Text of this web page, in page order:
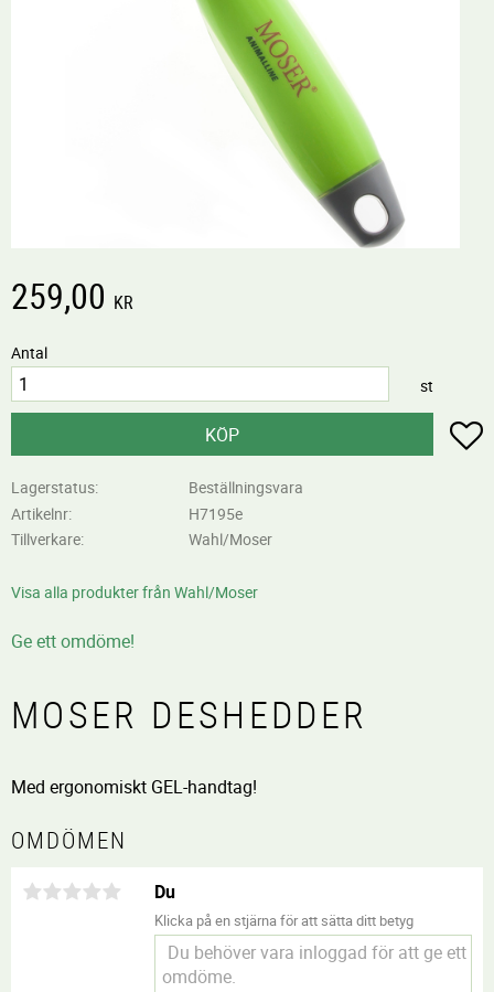
259,00 KR
Antal
st
KÖP
Lagerstatus
Beställningsvara
Artikelnr
H7195e
Tillverkare
Wahl/Moser
Visa alla produkter från Wahl/Moser
Ge ett omdöme!
MOSER DESHEDDER
Med ergonomiskt GEL-handtag!
OMDÖMEN
Du
Klicka på en stjärna för att sätta ditt betyg